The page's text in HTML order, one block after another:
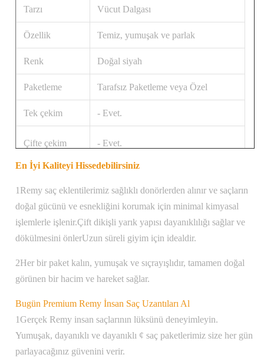
Tarzı Vücut Dalgası
Özellik Temiz, yumuşak ve parlak
Renk Doğal siyah
Paketleme Tarafsız Paketleme veya Özel
Tek çekim - Evet.
Çifte çekim - Evet.
Saç Uzunluğu
En İyi Kaliteyi Hissedebilirsiniz
1Remy saç eklentilerimiz sağlıklı donörlerden alınır ve saçların
doğal gücünü ve esnekliğini korumak için minimal kimyasal
işlemlerle işlenir.Çift dikişli yarık yapısı dayanıklılığı sağlar ve
dökülmesini önlerUzun süreli giyim için idealdir.
2Her bir paket kalın, yumuşak ve sıçrayışlıdır, tamamen doğal
görünen bir hacim ve hareket sağlar.
Bugün Premium Remy İnsan Saç Uzantıları Al
1Gerçek Remy insan saçlarının lüksünü deneyimleyin.
Yumuşak, dayanıklı ve dayanıklı ¢ saç paketlerimiz size her gün
parlayacağınız güvenini verir.